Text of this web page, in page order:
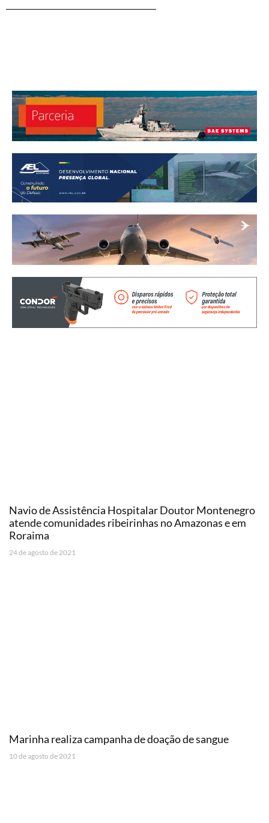
Navio de Assistência Hospitalar Doutor Montenegro
atende comunidades ribeirinhas no Amazonas e em
Roraima
24 de agosto de 2021
Marinha realiza campanha de doação de sangue
10 de agosto de 2021